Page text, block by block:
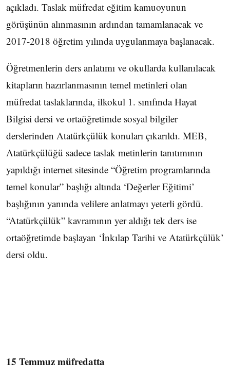
açıkladı. Taslak müfredat eğitim kamuoyunun
görüşünün alınmasının ardından tamamlanacak ve
2017-2018 öğretim yılında uygulanmaya başlanacak.
Öğretmenlerin ders anlatımı ve okullarda kullanılacak
kitapların hazırlanmasının temel metinleri olan
müfredat taslaklarında, ilkokul 1. sınıfında Hayat
Bilgisi dersi ve ortaöğretimde sosyal bilgiler
derslerinden Atatürkçülük konuları çıkarıldı. MEB,
Atatürkçülüğü sadece taslak metinlerin tanıtımının
yapıldığı internet sitesinde “Öğretim programlarında
temel konular” başlığı altında ‘Değerler Eğitimi’
başlığının yanında velilere anlatmayı yeterli gördü.
“Atatürkçülük” kavramının yer aldığı tek ders ise
ortaöğretimde başlayan ‘İnkılap Tarihi ve Atatürkçülük’
dersi oldu.
15 Temmuz müfredatta